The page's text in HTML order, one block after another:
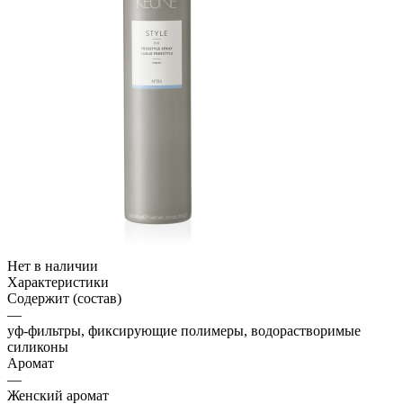
Нет в наличии
Характеристики
Содержит (состав)
—
уф-фильтры, фиксирующие полимеры, водорастворимые
силиконы
Аромат
—
Женский аромат